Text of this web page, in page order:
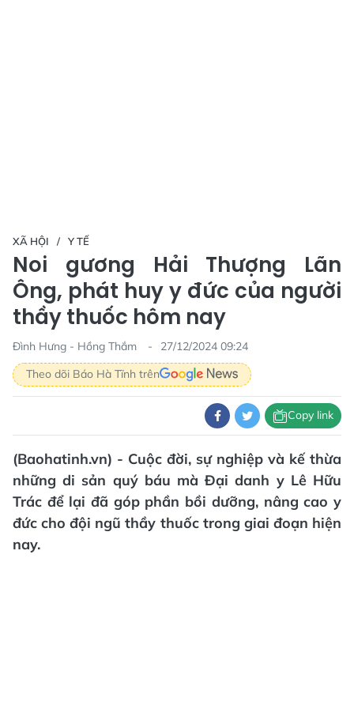
XÃ HỘI Y TẾ
Noi gương Hải Thượng Lãn
Ông, phát huy y đức của người
thầy thuốc hôm nay
Đình Hưng - Hồng Thắm
27/12/2024 09:24
Theo dõi Báo Hà Tĩnh trên
Copy link
(Baohatinh.vn) - Cuộc đời, sự nghiệp và kế thừa
những di sản quý báu mà Đại danh y Lê Hữu
Trác để lại đã góp phần bồi dưỡng, nâng cao y
đức cho đội ngũ thầy thuốc trong giai đoạn hiện
nay.